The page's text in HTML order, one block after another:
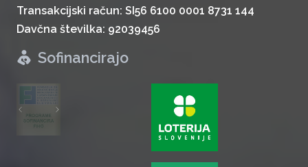
Transakcijski račun: SI56 6100 0001 8731 144
Davčna številka: 92039456
zurück
Sofinancirajo